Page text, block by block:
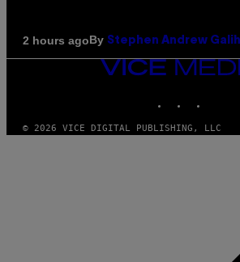
2 hours agoBy Stephen Andrew
VICE
© 2026 VICE DIGITAL PUBLISHING, LLC